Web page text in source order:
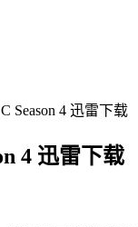
Season 4 迅雷下载
4 迅雷下载